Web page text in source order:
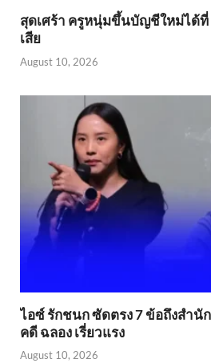
สุดเศร้า ครูหนุ่มขึ้นบัญชีใหม่ได้
เสีย
August 10, 2026
ไอซ์ รักชนก ซัดตรง 7 ข้อถึงสำนั
คดี ฉลอง เรี่ยวแรง
August 10, 2026